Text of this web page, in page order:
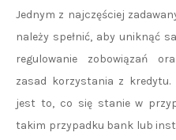
Jednym z najczęściej
należy spełnić, aby uniknąć
regulowanie zobowiązań
zasad korzystania z
jest to, co się stanie w
takim przypadku bank lub